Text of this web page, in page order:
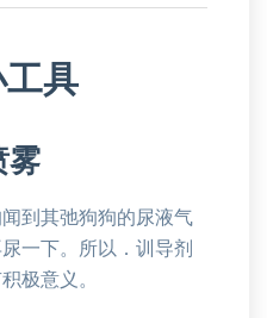
具
雾
到其弛狗狗的尿液气
一下。所以．训导剂
极意义。